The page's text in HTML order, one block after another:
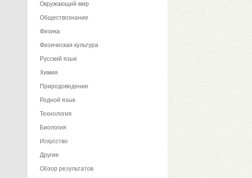
Окружающий мир
Обществознание
Физика
Физическая культура
Русский язык
Химия
Природоведение
Родной язык
Технология
Биология
Искусство
Другие
Обзор результатов